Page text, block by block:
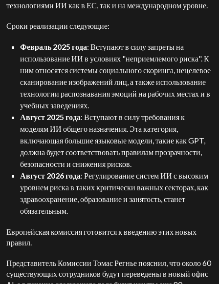
технологиями ИИ как в ЕС, так и на международном уровне.
Сроки реализации следующие:
Февраль 2025 года: Вступают в силу запреты на
использование ИИ в условиях "неприемлемого риска". К
ним относятся системы социального скоринга, нецелевое
сканирование изображений лиц, а также использование
технологии распознавания эмоций на рабочих местах и в
учебных заведениях.
Август 2025 года: Вступают в силу требования к
моделям ИИ общего назначения. Эта категория,
включающая большие языковые модели, такие как GPT,
должна будет соответствовать правилам прозрачности,
безопасности и снижения рисков.
Август 2026 года: Регулирование систем ИИ с высоким
уровнем риска в таких критически важных секторах, как
здравоохранение, образование и занятость, станет
обязательным.
Европейская комиссия готовится к введению этих новых
правил.
Представитель Комиссии Томас Регнье пояснил, что около 60
существующих сотрудников будут переведены в новый офис